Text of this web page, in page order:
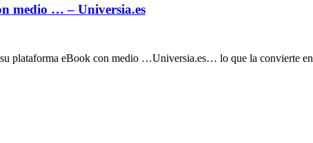
medio … – Universia.es
plataforma eBook con medio …Universia.es… lo que la convierte